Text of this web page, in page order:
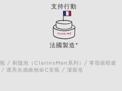
支持行動
法國製造*
瓶 / 剃鬚泡（ClarinsMen系列）/ 零瑕疵暗瘡
透亮光感維他命C安瓶 / 潔面皂